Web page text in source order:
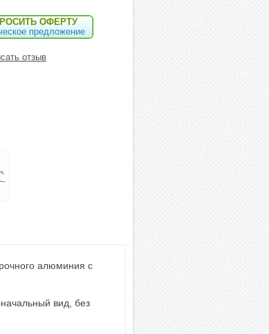
ОФЕРТУ
предложение
отзыв
алюминия с
вид, без